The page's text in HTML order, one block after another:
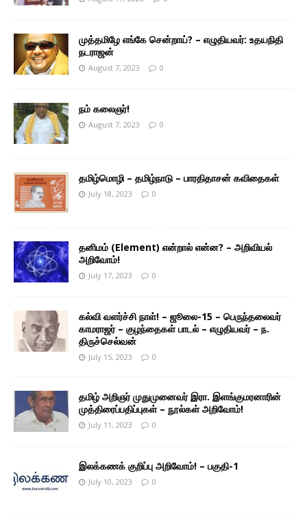
முத்தமிழே எங்கே சென்றாய்? – எழுதியவர்: உதயநிதி
நடராஜன்
August 7, 2023 0
நம் கலைஞர்!
August 7, 2023 0
தமிழ்மொழி – தமிழ்நாடு – பாரதிதாசன் கவிதைகள்
July 18, 2023 0
தனிமம் (Element) என்றால் என்ன? – அறிவியல்
அறிவோம்!
July 17, 2023 0
கல்வி வளர்ச்சி நாள்! – ஜூலை-15 – பெருந்தலைவர்
காமராஜர் – குழந்தைகள் பாடல் – எழுதியவர் – ந.
திருச்செல்வன்
July 15, 2023 0
தமிழ் அறிஞர் முதுமுனைவர் இரா. இளங்குமரனாரின்
முத்திரைப்பதிப்புகள் – நூல்கள் அறிவோம்!
July 11, 2023 0
இலக்கணக் குறிப்பு அறிவோம்! – பகுதி-1
July 10, 2023 0